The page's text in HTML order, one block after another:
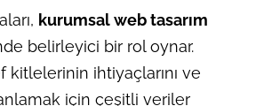
kurumsal web tasarım
belirleyici bir rol oynar.
kitlelerinin ihtiyaçlarını ve
için çeşitli veriler